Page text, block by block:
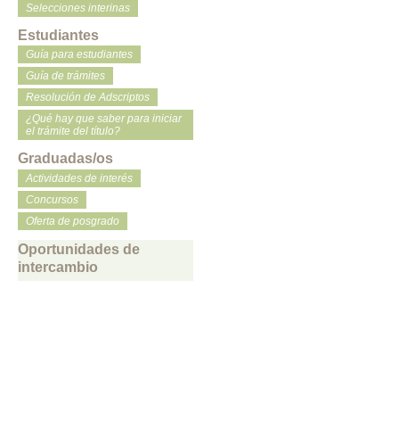
Selecciones interinas
Estudiantes
Guía para estudiantes
Guía de trámites
Resolución de Adscriptos
¿Qué hay que saber para iniciar
el trámite del título?
Graduadas/os
Actividades de interés
Concursos
Oferta de posgrado
Oportunidades de
intercambio